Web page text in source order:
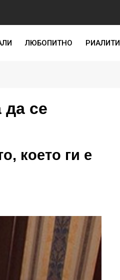
ЛЮБОПИТНО РИАЛИТИ
да се
което ги е